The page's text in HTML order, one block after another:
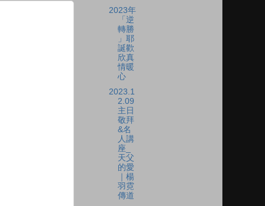
2023年
「逆
轉勝
」耶
誕歡
欣真
情暖
心
2023.1
2.09
主日
敬拜
&名
人講
座_
天父
的愛
｜楊
羽霓
傳道